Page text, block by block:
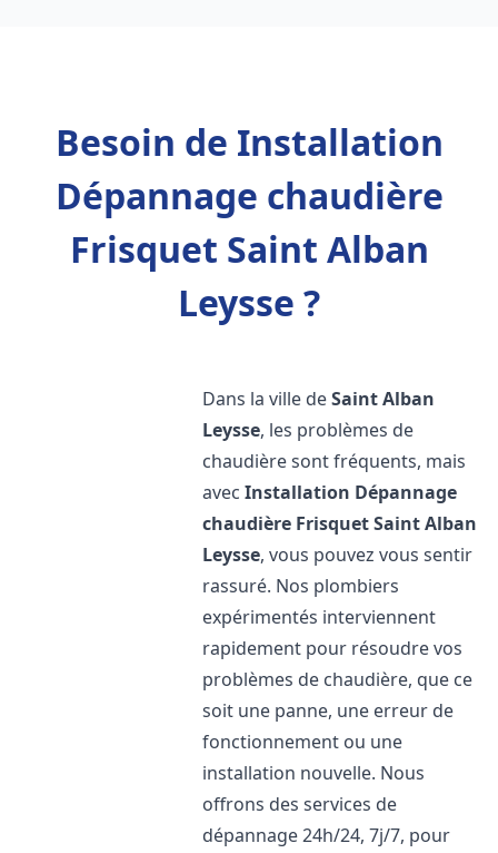
Besoin de Installation
Dépannage chaudière
Frisquet Saint Alban
Leysse ?
Dans la ville deSaint Alban
Leysse, les problèmes de
chaudière sont fréquents, mais
avecInstallation Dépannage
chaudière FrisquetSaint Alban
Leysse, vous pouvez vous sentir
rassuré. Nos plombiers
expérimentés interviennent
rapidement pour résoudre vos
problèmes de chaudière, que ce
soit une panne, une erreur de
fonctionnement ou une
installation nouvelle. Nous
offrons des services de
dépannage 24h/24, 7j/7, pour